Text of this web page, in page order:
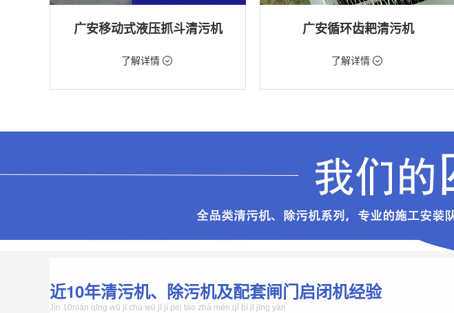
广安移动式液压抓斗清污机
价格：5698元/台
机
了解详情
广安循环齿耙清污机
价格：1898元/台
机
了解详情
近10年清污机、除污机及配套闸门启闭机经验
Jìn 10nián qīng wū jī chú wū jī jí pèi tào zhá mén qǐ bì jī jīng yàn